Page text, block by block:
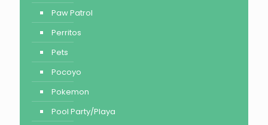
Paw Patrol
Perritos
Pets
Pocoyo
Pokemon
Pool Party/Playa